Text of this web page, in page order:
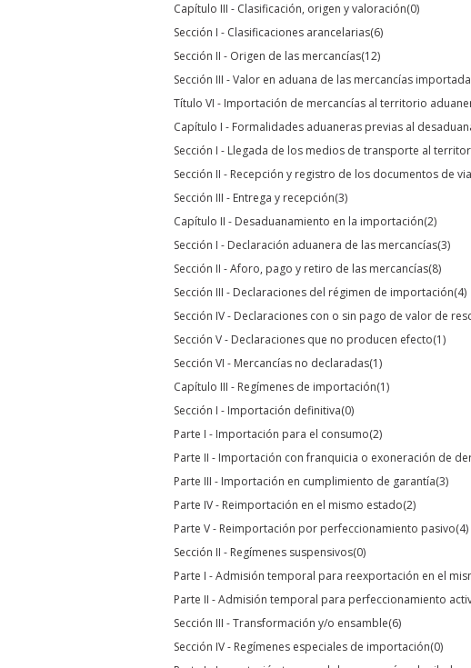
Capítulo III - Clasificación, origen y valoración(0)
Sección I - Clasificaciones arancelarias(6)
Sección II - Origen de las mercancías(12)
Sección III - Valor en aduana de las mercancías
Título VI - Importación de mercancías al territorio
Capítulo I - Formalidades aduaneras previas al
Sección I - Llegada de los medios de transporte al
Sección II - Recepción y registro de los documentos de
Sección III - Entrega y recepción(3)
Capítulo II - Desaduanamiento en la importación(2)
Sección I - Declaración aduanera de las mercancías(3)
Sección II - Aforo, pago y retiro de las mercancías(8)
Sección III - Declaraciones del régimen de importación(4)
Sección IV - Declaraciones con o sin pago de valor de
Sección V - Declaraciones que no producen efecto(1)
Sección VI - Mercancías no declaradas(1)
Capítulo III - Regímenes de importación(1)
Sección I - Importación definitiva(0)
Parte I - Importación para el consumo(2)
Parte II - Importación con franquicia o exoneración de
Parte III - Importación en cumplimiento de garantía(3)
Parte IV - Reimportación en el mismo estado(2)
Parte V - Reimportación por perfeccionamiento pasivo(4)
Sección II - Regímenes suspensivos(0)
Parte I - Admisión temporal para reexportación en el
Parte II - Admisión temporal para perfeccionamiento
Sección III - Transformación y/o ensamble(6)
Sección IV - Regímenes especiales de importación(0)